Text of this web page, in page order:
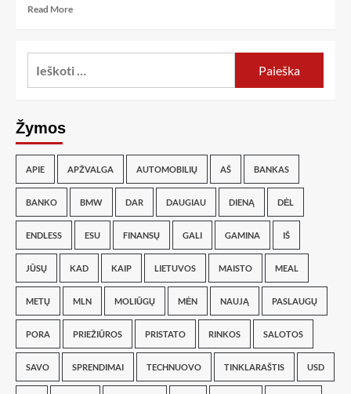
Read More
Žymos
APIE APŽVALGA AUTOMOBILIŲ AŠ BANKAS
BANKO BMW DAR DAUGIAU DIENĄ DĖL
ENDLESS ESU FINANSŲ GALI GAMINA IŠ
JŪSŲ KAD KAIP LIETUVOS MAISTO MEAL
METŲ MLN MOLIŪGŲ MĖN NAUJĄ PASLAUGŲ
PORA PRIEŽIŪROS PRISTATO RINKOS SALOTOS
SAVO SPRENDIMAI TECHNUOVO TINKLARAŠTIS USD